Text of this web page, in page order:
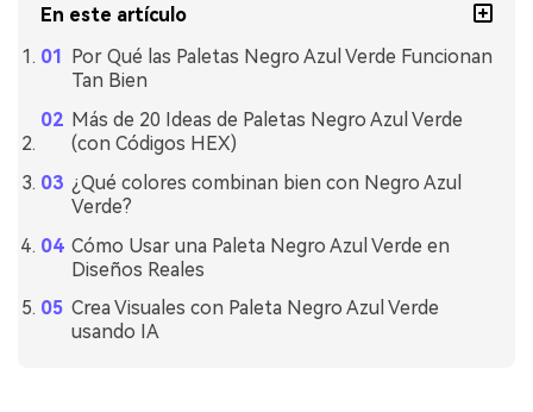
En este artículo
Por Qué las Paletas Negro Azul Verde Funcionan
Tan Bien
Más de 20 Ideas de Paletas Negro Azul Verde
(con Códigos HEX)
¿Qué colores combinan bien con Negro Azul
Verde?
Cómo Usar una Paleta Negro Azul Verde en
Diseños Reales
Crea Visuales con Paleta Negro Azul Verde
usando IA